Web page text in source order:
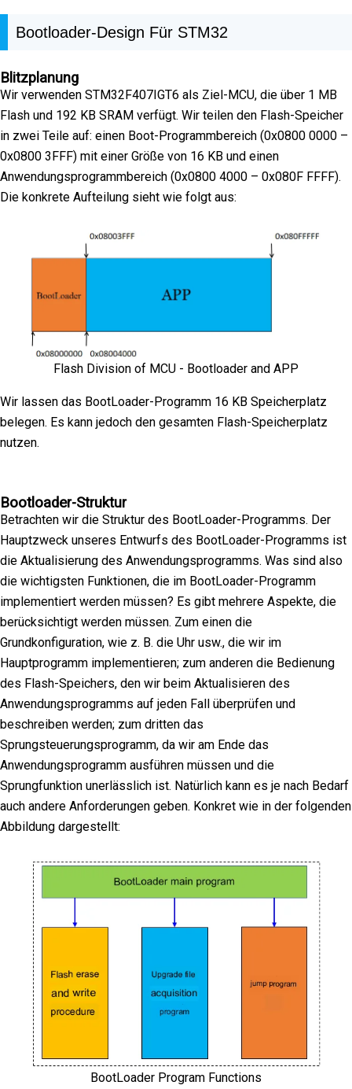
Bootloader-Design Für STM32
Blitzplanung
Wir verwenden STM32F407IGT6 als Ziel-MCU, die über 1 MB
Flash und 192 KB SRAM verfügt. Wir teilen den Flash-Speicher
in zwei Teile auf: einen Boot-Programmbereich (0x0800 0000 –
0x0800 3FFF) mit einer Größe von 16 KB und einen
Anwendungsprogrammbereich (0x0800 4000 – 0x080F FFFF).
Die konkrete Aufteilung sieht wie folgt aus:
Flash Division of MCU - Bootloader and APP
Wir lassen das BootLoader-Programm 16 KB Speicherplatz
belegen. Es kann jedoch den gesamten Flash-Speicherplatz
nutzen.
Bootloader-Struktur
Betrachten wir die Struktur des BootLoader-Programms. Der
Hauptzweck unseres Entwurfs des BootLoader-Programms ist
die Aktualisierung des Anwendungsprogramms. Was sind also
die wichtigsten Funktionen, die im BootLoader-Programm
implementiert werden müssen? Es gibt mehrere Aspekte, die
berücksichtigt werden müssen. Zum einen die
Grundkonfiguration, wie z. B. die Uhr usw., die wir im
Hauptprogramm implementieren; zum anderen die Bedienung
des Flash-Speichers, den wir beim Aktualisieren des
Anwendungsprogramms auf jeden Fall überprüfen und
beschreiben werden; zum dritten das
Sprungsteuerungsprogramm, da wir am Ende das
Anwendungsprogramm ausführen müssen und die
Sprungfunktion unerlässlich ist. Natürlich kann es je nach Bedarf
auch andere Anforderungen geben. Konkret wie in der folgenden
Abbildung dargestellt:
BootLoader Program Functions